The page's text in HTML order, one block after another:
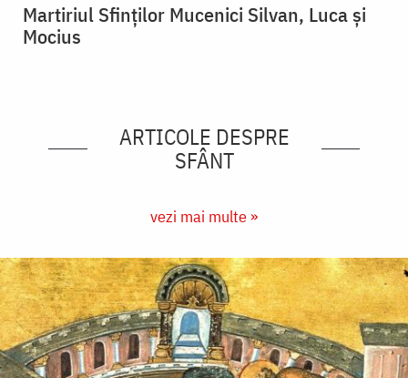
Martiriul Sfinților Mucenici Silvan, Luca și
Mocius
ARTICOLE DESPRE
SFÂNT
vezi mai multe »